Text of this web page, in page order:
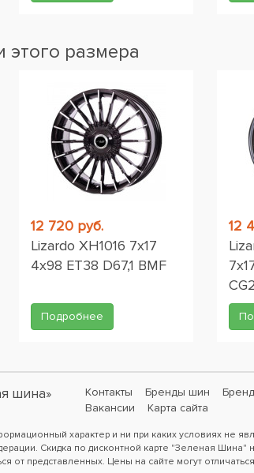
размера
12 720 руб.
Lizardo XH1016 7x17
4x98 ET38 D67,1 BMF
Подробнее
12
шина» Контакты Бренды шин
Вакансии
Карта сайта
характер и ни при каких условиях не
Скидка по дисконтной карте "Зеленая
от представленных. Цены на сайте могут